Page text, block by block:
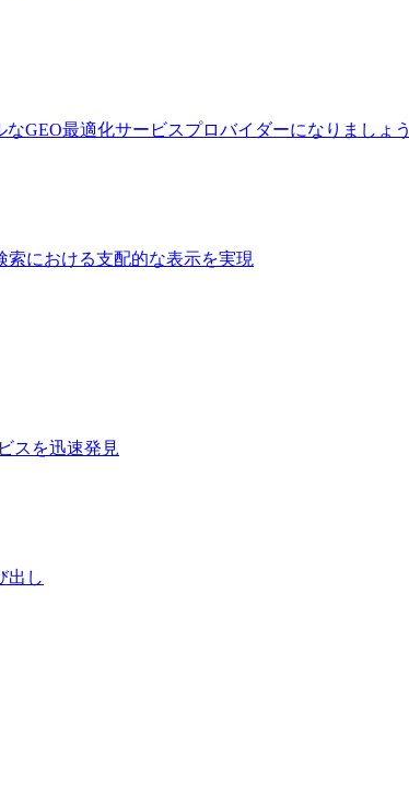
GEO最適化サービスプロバイダーになりましょう
における支配的な表示を実現​
スを迅速発見
出し